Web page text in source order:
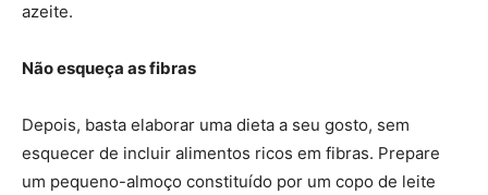
azeite.
Não esqueça as fibras
Depois, basta elaborar uma dieta a seu gosto, sem
esquecer de incluir alimentos ricos em fibras. Prepare
um pequeno-almoço constituído por um copo de leite